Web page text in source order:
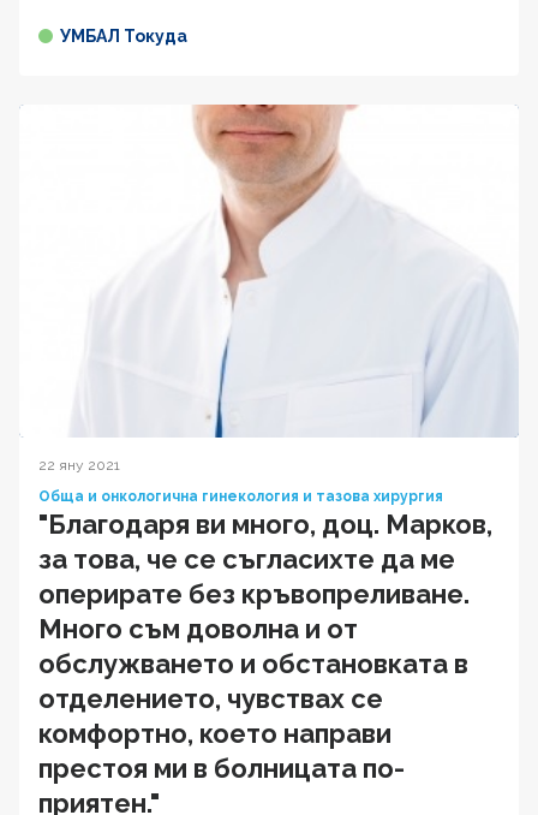
УМБАЛ Токуда
22 яну 2021
Обща и онкологична гинекология и тазова хирургия
"Благодаря ви много, доц. Марков,
за това, че се съгласихте да ме
оперирате без кръвопреливане.
Много съм доволна и от
обслужването и обстановката в
отделението, чувствах се
комфортно, което направи
престоя ми в болницата по-
приятен."